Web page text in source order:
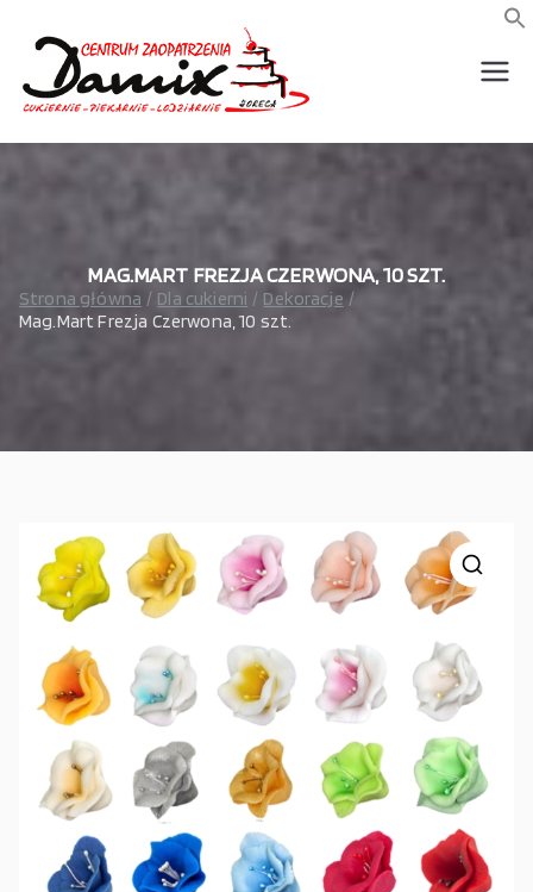
treści
wszystko
gastrono
wszystko dla piekarni,
MAG.MART FREZJA CZERWONA, 10 SZT.
Strona główna Dla cukierni
Dekoracje
Mag.Mart Frezja Czerwona, 10 szt.